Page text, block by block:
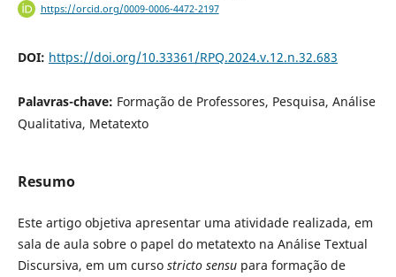
https://orcid.org/0009-0006-4472-2197
DOI: https://doi.org/10.33361/RPQ.2024.v.12.n.32.683
Palavras-chave: Formação de Professores, Pesquisa, Análise
Qualitativa, Metatexto
Resumo
Este artigo objetiva apresentar uma atividade realizada, em
sala de aula sobre o papel do metatexto na Análise Textual
Discursiva, em um curso stricto sensupara formação de